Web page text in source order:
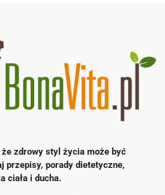
zdrowy styl życia może być
przepisy, porady dietetyczne,
ciała i ducha.